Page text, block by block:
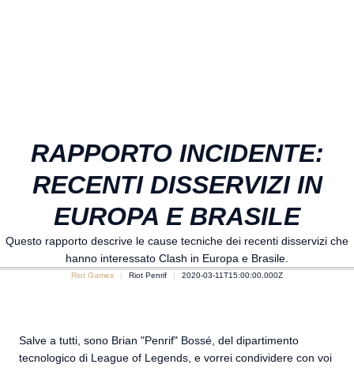
RAPPORTO INCIDENTE:
RECENTI DISSERVIZI IN
EUROPA E BRASILE
Questo rapporto descrive le cause tecniche dei recenti disservizi che
hanno interessato Clash in Europa e Brasile.
Riot Games Riot Penrif 2020-03-11T15:00:00.000Z
Salve a tutti, sono Brian "Penrif" Bossé, del dipartimento
tecnologico di League of Legends, e vorrei condividere con voi